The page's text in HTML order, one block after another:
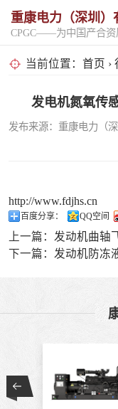
重康电力（深圳）
当前位置： 首页 ›
发电机氮氧传
发布来源：重康电力
http://www.fdjhs.cn
百度分享： QQ空间
上一篇： 发动机曲轴
下一篇： 发动机防冻
固定开架式
超静音型
移动电站